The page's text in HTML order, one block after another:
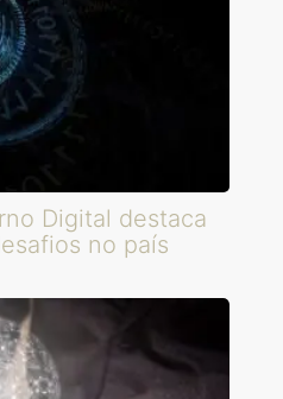
Digital destaca
no país